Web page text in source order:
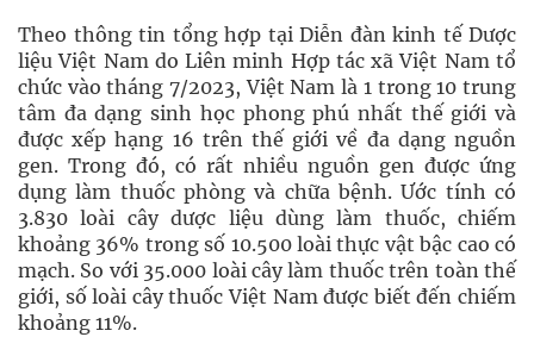
Theo thông tin tổng hợp tại Diễn đàn kinh tế Dược
liệu Việt Nam do Liên minh Hợp tác xã Việt Nam tổ
chức vào tháng 7/2023, Việt Nam là 1 trong 10 trung
tâm đa dạng sinh học phong phú nhất thế giới và
được xếp hạng 16 trên thế giới về đa dạng nguồn
gen. Trong đó, có rất nhiều nguồn gen được ứng
dụng làm thuốc phòng và chữa bệnh. Ước tính có
3.830 loài cây dược liệu dùng làm thuốc, chiếm
khoảng 36% trong số 10.500 loài thực vật bậc cao có
mạch. So với 35.000 loài cây làm thuốc trên toàn thế
giới, số loài cây thuốc Việt Nam được biết đến chiếm
khoảng 11%.